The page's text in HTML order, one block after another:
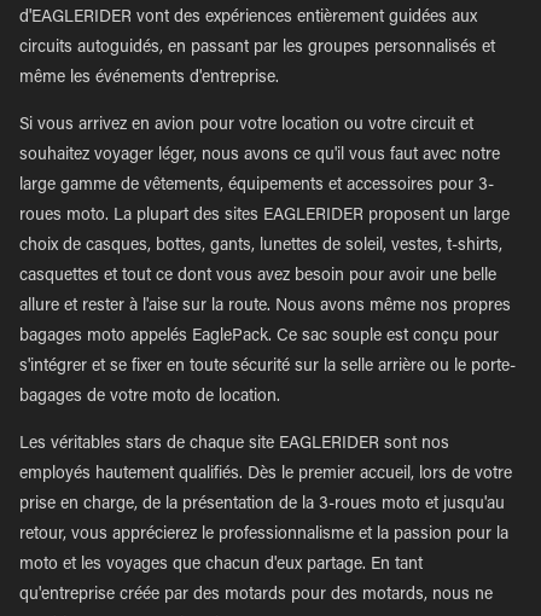
d'EAGLERIDER vont des expériences entièrement guidées aux
circuits autoguidés, en passant par les groupes personnalisés et
même les événements d'entreprise.
Si vous arrivez en avion pour votre location ou votre circuit et
souhaitez voyager léger, nous avons ce qu'il vous faut avec notre
large gamme de vêtements, équipements et accessoires pour 3-
roues moto. La plupart des sites EAGLERIDER proposent un large
choix de casques, bottes, gants, lunettes de soleil, vestes, t-shirts,
casquettes et tout ce dont vous avez besoin pour avoir une belle
allure et rester à l'aise sur la route. Nous avons même nos propres
bagages moto appelés EaglePack. Ce sac souple est conçu pour
s'intégrer et se fixer en toute sécurité sur la selle arrière ou le porte-
bagages de votre moto de location.
Les véritables stars de chaque site EAGLERIDER sont nos
employés hautement qualifiés. Dès le premier accueil, lors de votre
prise en charge, de la présentation de la 3-roues moto et jusqu'au
retour, vous apprécierez le professionnalisme et la passion pour la
moto et les voyages que chacun d'eux partage. En tant
qu'entreprise créée par des motards pour des motards, nous ne